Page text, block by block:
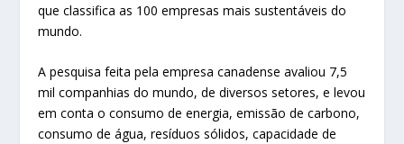
que classifica as 100 empresas mais sustentáveis do
mundo.
A pesquisa feita pela empresa canadense avaliou 7,5
mil companhias do mundo, de diversos setores, e levou
em conta o consumo de energia, emissão de carbono,
consumo de água, resíduos sólidos, capacidade de